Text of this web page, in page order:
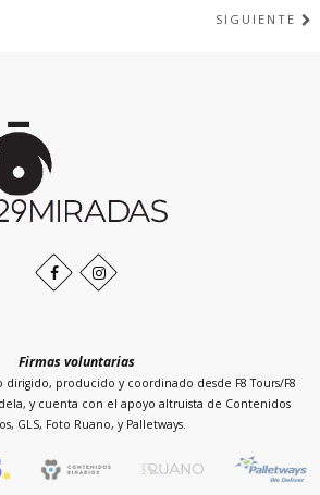
SIGUIENTE
FacebookInstagram
Firmas voluntarias
dirigido, producido y coordinado desde F8 Tours/F8
y cuenta con el apoyo altruista de Contenidos
GLS, Foto Ruano, y Palletways.